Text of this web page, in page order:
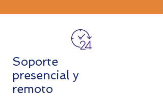
Soporte
presencial y
remoto